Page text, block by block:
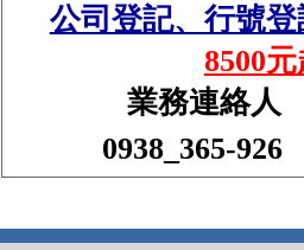
公司登記、行號
8500
業務連絡人
0938_365-